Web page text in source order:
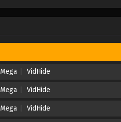
Mega VidHide
Mega VidHide
Mega VidHide